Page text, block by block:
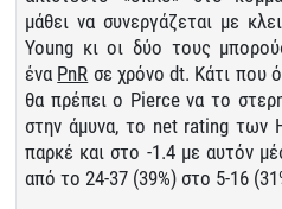
μάθει να συνεργάζεται με
Young κι οι δύο τους
ένα PnR σε χρόνο dt. Κάτι που
θα πρέπει ο Pierce να το
στην άμυνα, το net rating των
παρκέ και στο -1.4 με αυτόν
από το 24-37 (39%) στο 5-16